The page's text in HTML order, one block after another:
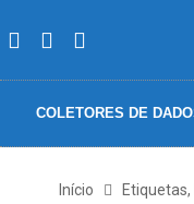
COLETORES DE
Início